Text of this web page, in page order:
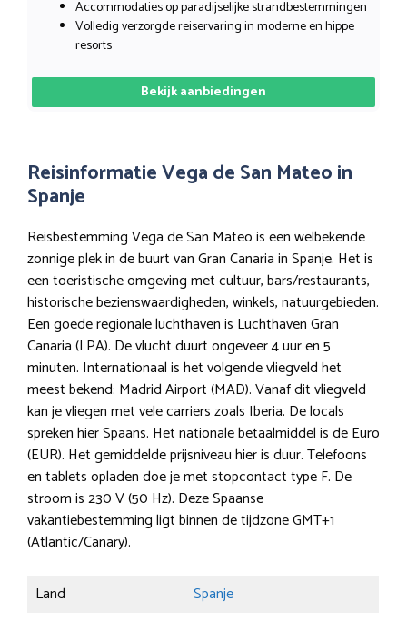
Accommodaties op paradijselijke strandbestemmingen
Volledig verzorgde reiservaring in moderne en hippe
resorts
Bekijk aanbiedingen
Reisinformatie Vega de San Mateo in
Spanje
Reisbestemming Vega de San Mateo is een welbekende
zonnige plek in de buurt van Gran Canaria in Spanje. Het is
een toeristische omgeving met cultuur, bars/restaurants,
historische bezienswaardigheden, winkels, natuurgebieden.
Een goede regionale luchthaven is Luchthaven Gran
Canaria (LPA). De vlucht duurt ongeveer 4 uur en 5
minuten. Internationaal is het volgende vliegveld het
meest bekend: Madrid Airport (MAD). Vanaf dit vliegveld
kan je vliegen met vele carriers zoals Iberia. De locals
spreken hier Spaans. Het nationale betaalmiddel is de Euro
(EUR). Het gemiddelde prijsniveau hier is duur. Telefoons
en tablets opladen doe je met stopcontact type F. De
stroom is 230 V (50 Hz). Deze Spaanse
vakantiebestemming ligt binnen de tijdzone GMT+1
(Atlantic/Canary).
Land
Spanje